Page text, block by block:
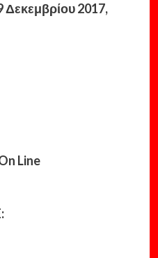
Δεκεμβρίου 2017,
Line
: